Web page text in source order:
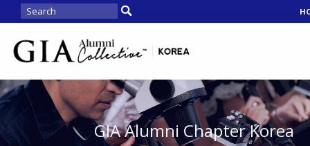
GIA Alumni Chapter Korea